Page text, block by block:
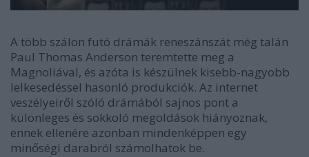
A több szálon futó drámák reneszánszát még talán
Paul Thomas Anderson teremtette meg a
Magnoliával, és azóta is készülnek kisebb-nagyobb
lelkesedéssel hasonló produkciók. Az internet
veszélyeiről szóló drámából sajnos pont a
különleges és sokkoló megoldások hiányoznak,
ennek ellenére azonban mindenképpen egy
minőségi darabról számolhatok be.